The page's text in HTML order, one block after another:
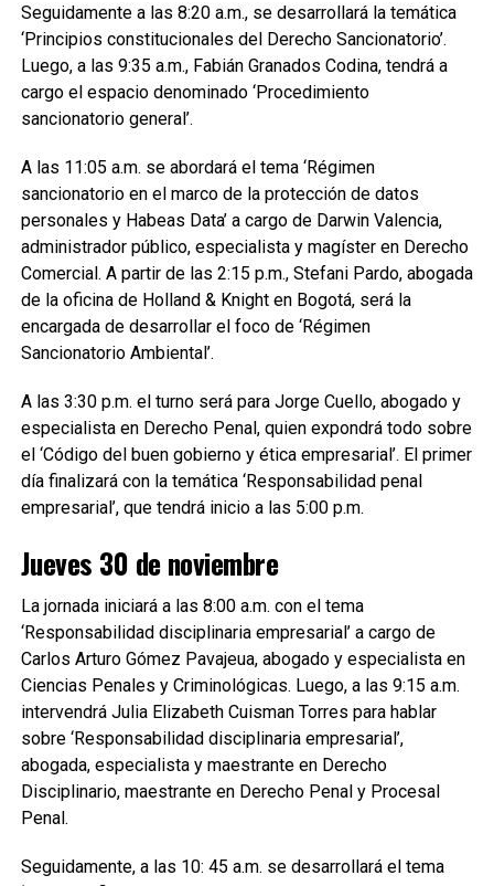
Seguidamente a las 8:20 a.m., se desarrollará la temática
‘Principios constitucionales del Derecho Sancionatorio’.
Luego, a las 9:35 a.m., Fabián Granados Codina, tendrá a
cargo el espacio denominado ‘Procedimiento
sancionatorio general’.
A las 11:05 a.m. se abordará el tema ‘Régimen
sancionatorio en el marco de la protección de datos
personales y Habeas Data’ a cargo de Darwin Valencia,
administrador público, especialista y magíster en Derecho
Comercial. A partir de las 2:15 p.m., Stefani Pardo, abogada
de la oficina de Holland & Knight en Bogotá, será la
encargada de desarrollar el foco de ‘Régimen
Sancionatorio Ambiental’.
A las 3:30 p.m. el turno será para Jorge Cuello, abogado y
especialista en Derecho Penal, quien expondrá todo sobre
el ‘Código del buen gobierno y ética empresarial’. El primer
día finalizará con la temática ‘Responsabilidad penal
empresarial’, que tendrá inicio a las 5:00 p.m.
Jueves 30 de noviembre
La jornada iniciará a las 8:00 a.m. con el tema
‘Responsabilidad disciplinaria empresarial’ a cargo de
Carlos Arturo Gómez Pavajeua, abogado y especialista en
Ciencias Penales y Criminológicas. Luego, a las 9:15 a.m.
intervendrá Julia Elizabeth Cuisman Torres para hablar
sobre ‘Responsabilidad disciplinaria empresarial’,
abogada, especialista y maestrante en Derecho
Disciplinario, maestrante en Derecho Penal y Procesal
Penal.
Seguidamente, a las 10: 45 a.m. se desarrollará el tema